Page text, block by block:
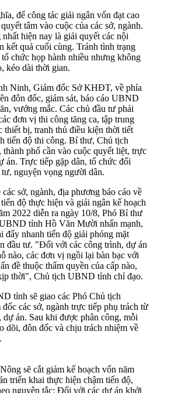
để công tác giải ngân vốn đạt cao
tâm vào cuộc của các sở, ngành.
hiện nay là giải quyết các nội
kết quả cuối cùng. Tránh tình trạng
tổ chức họp hành nhiều nhưng không
kéo dài thời gian.
Ninh, Giám đốc Sở KHĐT, về phía
đôn đốc, giám sát, báo cáo UBND
vướng mắc. Các chủ đầu tư phải
đơn vị thi công tăng ca, tập trung
thiết bị, tranh thủ điều kiện thời tiết
tiến độ thi công. Bí thư, Chủ tịch
phố cần vào cuộc quyết liệt, trực
án. Trực tiếp gặp dân, tổ chức đối
nguyện vọng người dân.
sở, ngành, địa phương báo cáo về
độ thực hiện và giải ngân kế hoạch
2022 diễn ra ngày 10/8, Phó Bí thư
tỉnh Hồ Văn Mười nhấn mạnh,
đẩy nhanh tiến độ giải phóng mặt
đầu tư. "Đối với các công trình, dự án
nào, các đơn vị ngồi lại bàn bạc với
đề thuộc thẩm quyền của cấp nào,
thời", Chủ tịch UBND tỉnh chỉ đạo.
tỉnh sẽ giao các Phó Chủ tịch
các sở, ngành trực tiếp phụ trách từ
dự án. Sau khi được phân công, mỗi
dõi, đôn đốc và chịu trách nhiệm về
sẽ cắt giảm kế hoạch vốn năm
triển khai thực hiện chậm tiến độ,
nguyên tắc: Đối với các dự án khởi